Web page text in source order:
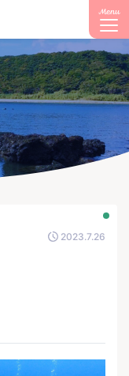
Menu
2023.7.26